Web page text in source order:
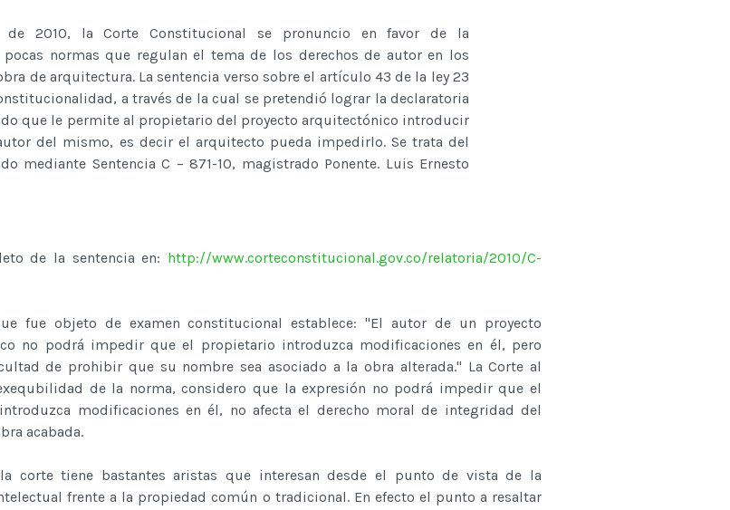
2010, la Corte Constitucional se pronuncio en favor de la
normas que regulan el tema de los derechos de autor en los
de arquitectura. La sentencia verso sobre el artículo 43 de la ley 23
a través de la cual se pretendió lograr la declaratoria
que le permite al propietario del proyecto arquitectónico introducir
del mismo, es decir el arquitecto pueda impedirlo. Se trata del
mediante Sentencia C – 871-10, magistrado Ponente. Luis Ernesto
de la sentencia en: http://www.corteconstitucional.gov.co/relatoria/2010/C-
fue objeto de examen constitucional establece: "El autor de un proyecto
no podrá impedir que el propietario introduzca modificaciones en él, pero
de prohibir que su nombre sea asociado a la obra alterada." La Corte al
de la norma, considero que la expresión no podrá impedir que el
modificaciones en él, no afecta el derecho moral de integridad del
acabada.
corte tiene bastantes aristas que interesan desde el punto de vista de la
frente a la propiedad común o tradicional. En efecto el punto a resaltar